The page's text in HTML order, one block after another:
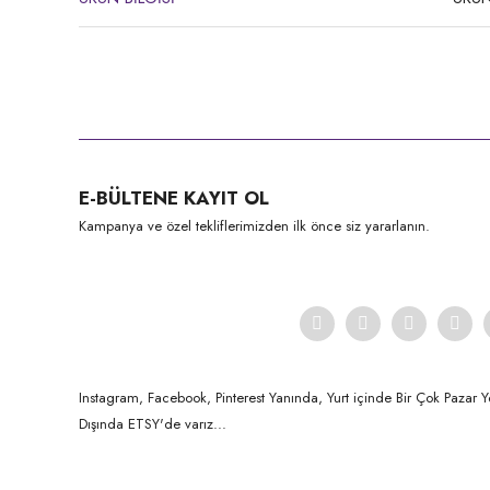
Ürün açıklamasında eksik bilgiler bulunuyor.
Ürün bilgilerinde hatalar bulunuyor.
E-BÜLTENE KAYIT OL
Kampanya ve özel tekliflerimizden ilk önce siz yararlanın.
Instagram, Facebook, Pinterest Yanında, Yurt içinde Bir Çok Pazar
Dışında ETSY'de varız...